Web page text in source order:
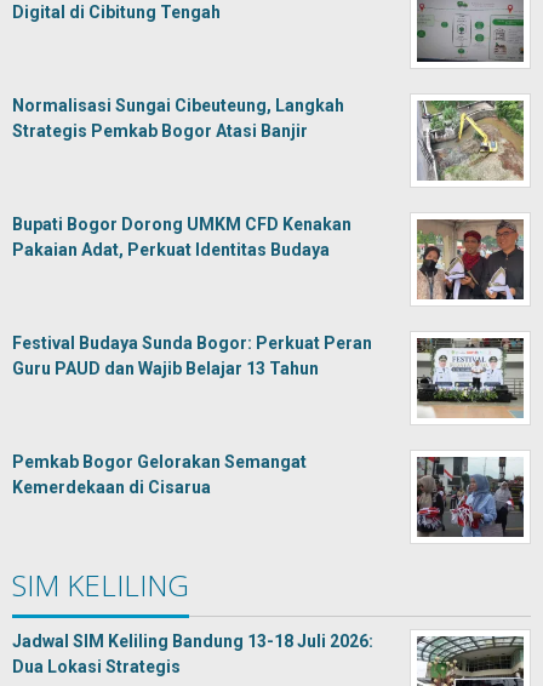
Digital di Cibitung Tengah
Normalisasi Sungai Cibeuteung, Langkah
Strategis Pemkab Bogor Atasi Banjir
Bupati Bogor Dorong UMKM CFD Kenakan
Pakaian Adat, Perkuat Identitas Budaya
Festival Budaya Sunda Bogor: Perkuat Peran
Guru PAUD dan Wajib Belajar 13 Tahun
Pemkab Bogor Gelorakan Semangat
Kemerdekaan di Cisarua
SIM KELILING
Jadwal SIM Keliling Bandung 13-18 Juli 2026:
Dua Lokasi Strategis